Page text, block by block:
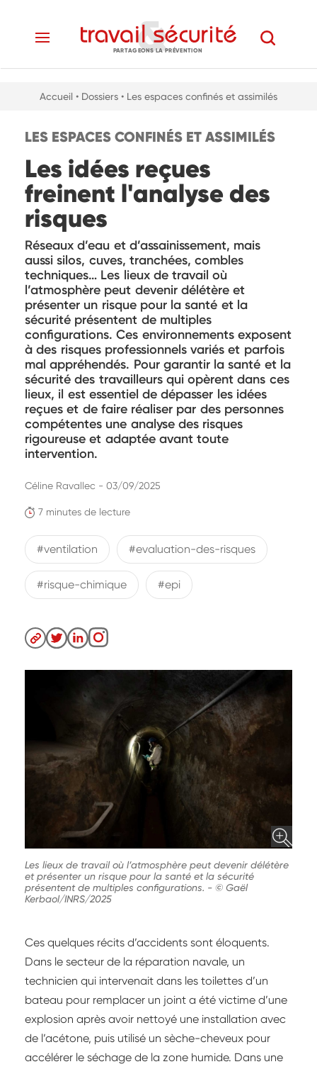
PARTAGEONS LA PRÉVENTION
Accueil • Dossiers • Les espaces confinés et assimilés
LES ESPACES CONFINÉS ET ASSIMILÉS
Les idées reçues
freinent l'analyse des
risques
Réseaux d’eau et d’assainissement, mais
aussi silos, cuves, tranchées, combles
techniques… Les lieux de travail où
l’atmosphère peut devenir délétère et
présenter un risque pour la santé et la
sécurité présentent de multiples
configurations. Ces environnements exposent
à des risques professionnels variés et parfois
mal appréhendés. Pour garantir la santé et la
sécurité des travailleurs qui opèrent dans ces
lieux, il est essentiel de dépasser les idées
reçues et de faire réaliser par des personnes
compétentes une analyse des risques
rigoureuse et adaptée avant toute
intervention.
7 minutes de lecture
Céline Ravallec - 03/09/2025
#ventilation #evaluation-des-risques
#risque-chimique #epi
Les lieux de travail où l’atmosphère peut devenir délétère
et présenter un risque pour la santé et la sécurité
présentent de multiples configurations. - © Gaël
Kerbaol/INRS/2025
Ces quelques récits d’accidents sont éloquents.
Dans le secteur de la réparation navale, un
technicien qui intervenait dans les toilettes d’un
bateau pour remplacer un joint a été victime d’une
explosion après avoir nettoyé une installation avec
de l’acétone, puis utilisé un sèche-cheveux pour
accélérer le séchage de la zone humide. Dans une